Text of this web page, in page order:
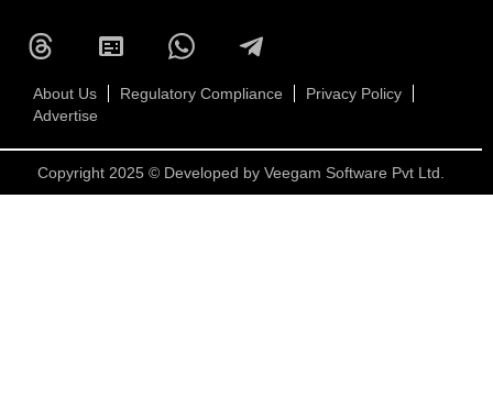
About Us Regulatory Compliance
Privacy Policy
Advertise
Copyright 2025 © Developed by Veegam Software Pvt Ltd.